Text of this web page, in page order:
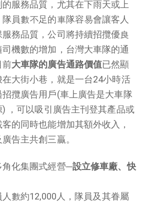
服務品質，尤其在下雨天或上
員數不足的車隊容易會讓客人
務品質，公司將持續招攬優良
司機數的增加，台灣大車隊的通
前大車隊的廣告通路價值已然顯
大街小巷，就是一台24小時活
招攬廣告用戶(車上廣告是大車隊
，可以吸引廣告主刊登其產品或
的同時也能增加其額外收入，
告主共創三贏。
化集團式經營─設立修車廠、快
數約12,000人，隊員及其眷屬